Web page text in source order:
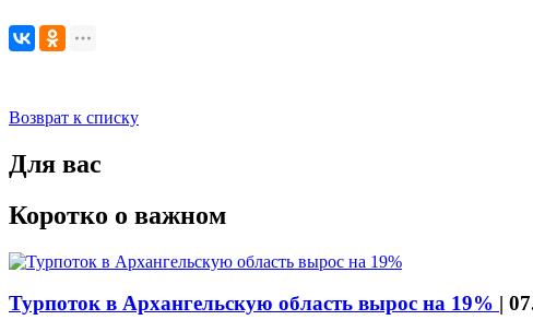
Возврат к списку
Для вас
Коротко о важном
Турпоток в Архангельскую область вырос на 19% |